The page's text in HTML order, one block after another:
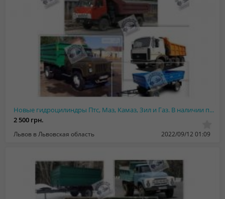
Новые гидроцилиндры Птс, Маз, Камаз, Зил и Газ. В наличии после ремонта - Гарант...
2 500 грн.
Львов в Львовская область 2022/09/12 01:09